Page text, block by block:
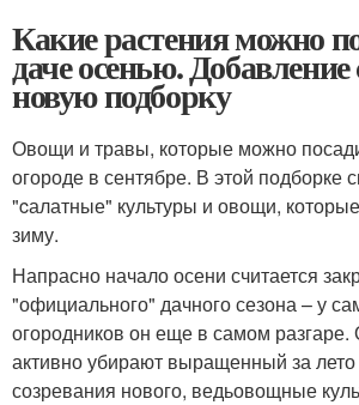
Какие растения можно
даче осенью. Добавление
новую подборку
Овощи и травы, которые можно
огороде в сентябре. В этой подборке
"cалатные" культуры и овощи,
зиму.
Напрасно начало осени считается
"официального" дачного сезона – у
огородников он еще в самом разгаре.
активно убирают выращенный за
созревания нового, ведьовощные